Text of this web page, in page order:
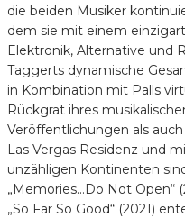
die beiden Musiker
dem sie mit einem
Elektronik, Alternative und
Taggerts dynamische
in Kombination mit Palls
Rückgrat ihres
Veröffentlichungen als
Las Vergas Residenz und
unzähligen Kontinenten
„Memories…Do Not Open“
„So Far So Good“ (2021)